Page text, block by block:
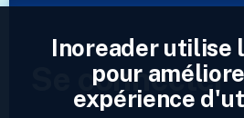
Se connecter
Inoreader utilise
pour
expérience